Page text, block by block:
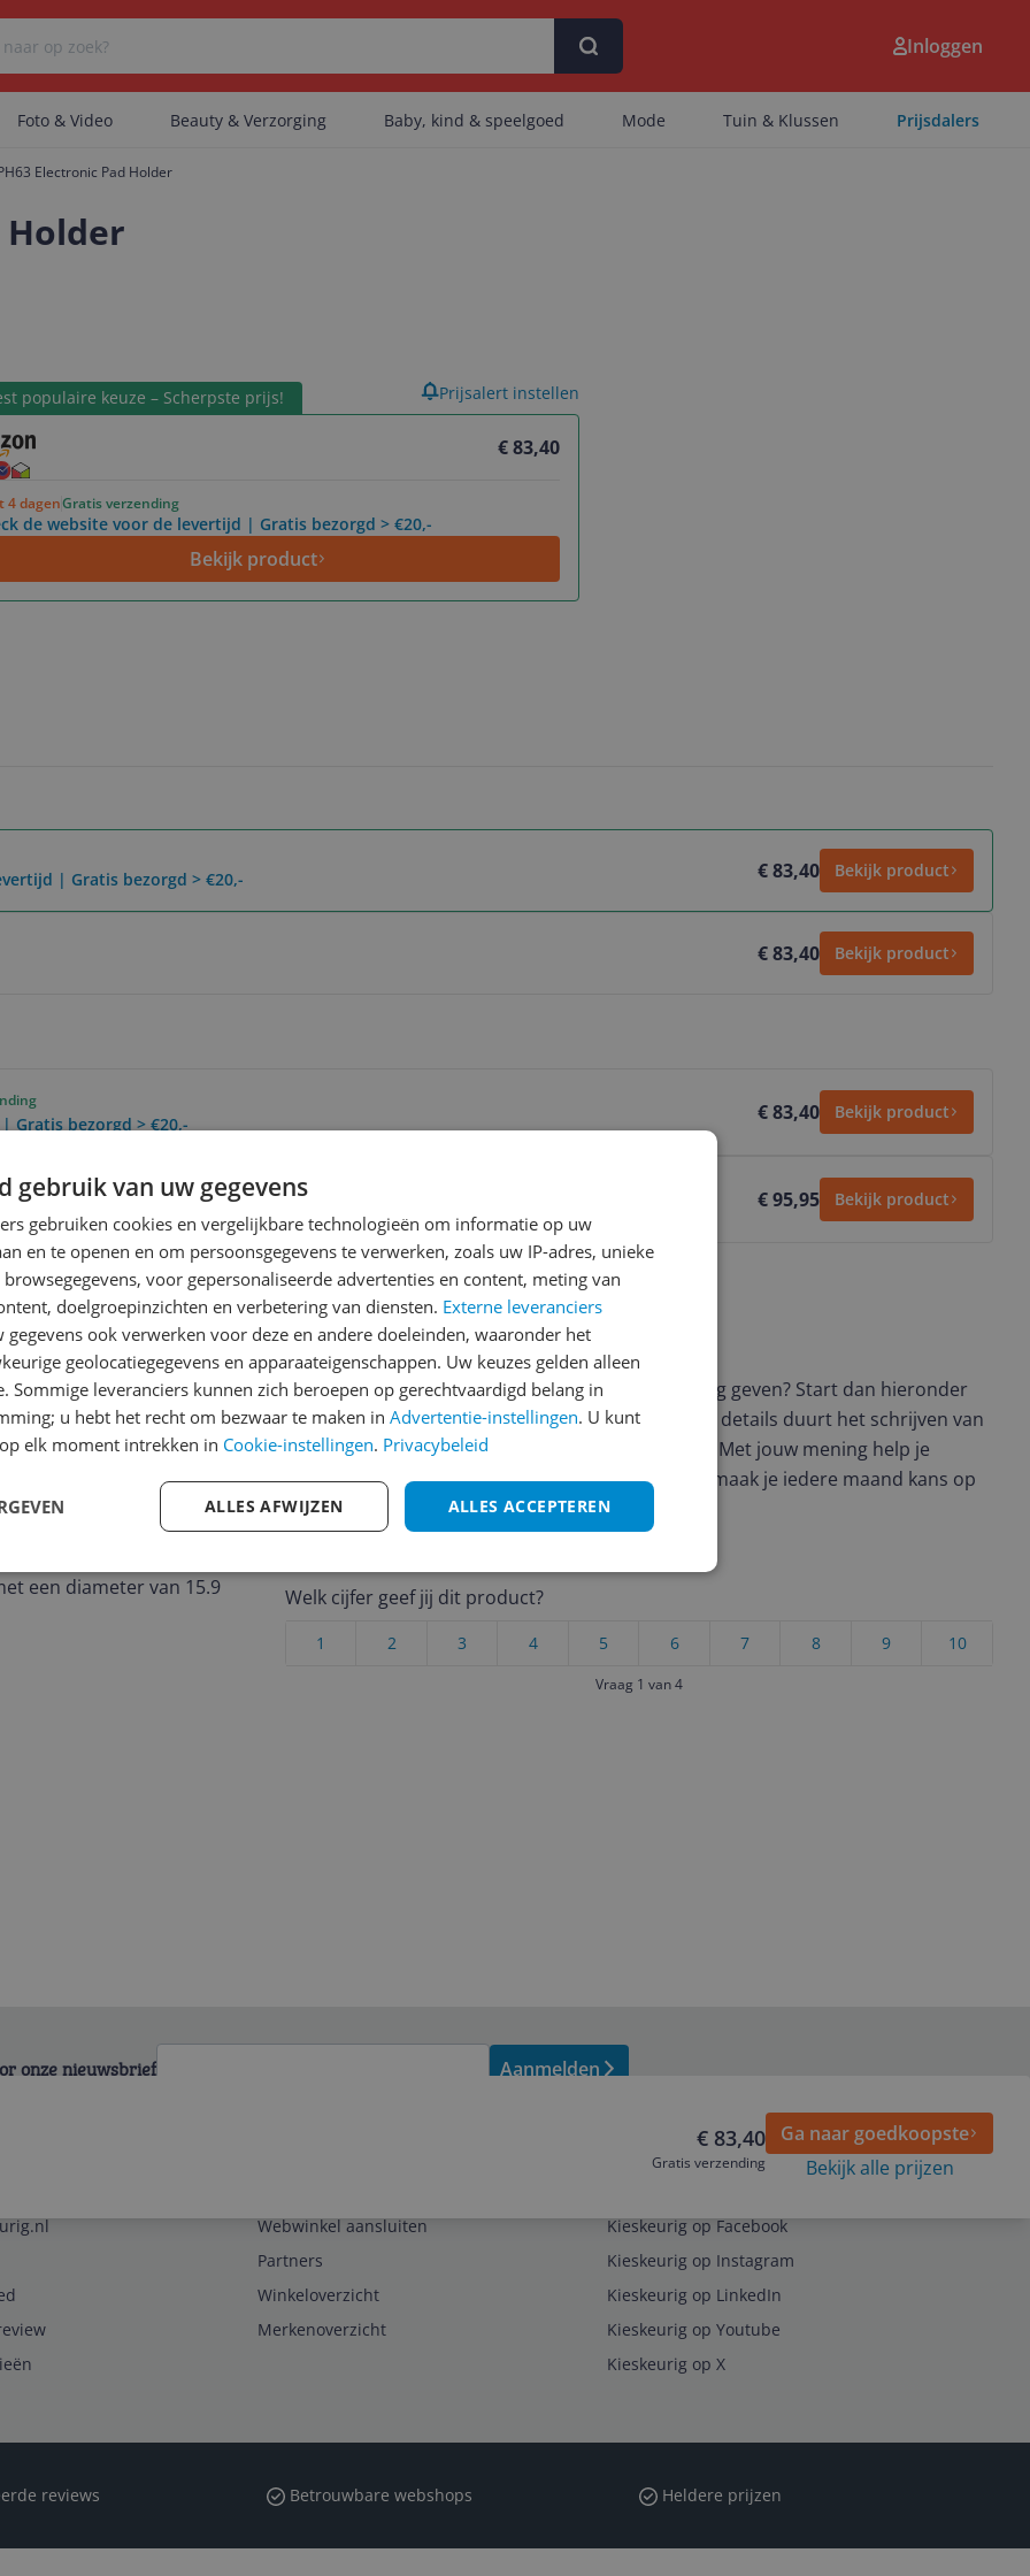
Er zijn geen categorieën gevonden.
Er zijn geen artikelen gevonden.
Inloggen
Foto & Video Beauty & Verzorging Baby, kind & speelgoed Mode Tuin & Klussen Prijsdalers
Electronic Pad Holder
Holder
populaire keuze – Scherpste prijs!
€ 83,40
4 dagenGratis verzending
de website voor de levertijd | Gratis bezorgd > €20,-
Bekijk product
Prijsalert instellen
| Gratis bezorgd > €20,- € 83,40 Bekijk product
€ 83,40 Bekijk product
Gratis bezorgd > €20,- € 83,40 Bekijk product
Bedenktijd € 95,95 Bekijk product
Je kan deze
elektronische
een diameter van 15.9
Reviews
Er zijn nog geen reviews geschreven
Heb jij dit product in bezit en wil je graag je mening geven? Start dan hieronder
met het schrijven van je review. Afhankelijk van de details duurt het schrijven van
een review gemiddeld tussen de 3 en 10 minuten. Met jouw mening help je
andere bezoekers een betere keuze te maken én maak je iedere maand kans op
€250,-!
Klik hier voor de actievoorwaarden.
Welk cijfer geef jij dit product?
10
9
8
7
6
5
4
3
2
1
Vraag 1 van 4
€ 83,40
Gratis verzending
Ga naar goedkoopste
Bekijk alle prijzen
onze nieuwsbrief Aanmelden
Webwinkel aansluiten
Partners
Winkeloverzicht
Merkenoverzicht
Kieskeurig op Facebook
Kieskeurig op Instagram
Kieskeurig op LinkedIn
Kieskeurig op Youtube
Kieskeurig op X
reviews Betrouwbare webshops Heldere prijzen
gebruik van uw gegevens
gebruiken cookies en vergelijkbare technologieën om informatie op uw
en te openen en om persoonsgegevens te verwerken, zoals uw IP-adres, unieke
voor gepersonaliseerde advertenties en content, meting van
doelgroepinzichten en verbetering van diensten. Externe leveranciers
gegevens ook verwerken voor deze en andere doeleinden, waaronder het
geolocatiegegevens en apparaateigenschappen. Uw keuzes gelden alleen
Sommige leveranciers kunnen zich beroepen op gerechtvaardigd belang in
u hebt het recht om bezwaar te maken in Advertentie-instellingen. U kunt
elk moment intrekken in Cookie-instellingen. Privacybeleid
ALLES ACCEPTEREN
ALLES AFWIJZEN